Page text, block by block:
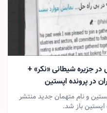
جزیره شیطانی «نکر» +
در پرونده اپستین
و نام متهمان جدید منتشر
باز شد.